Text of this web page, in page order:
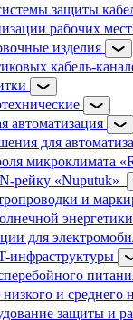
защиты
рабочих мест
изделия
кабель-
автоматизация
для
микроклимата
рейку «Nuputuk»
и
энергетики
для
инфраструктуры
и среднего
защиты и